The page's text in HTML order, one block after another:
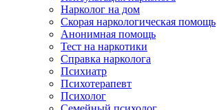
Нарколог на дом
Скорая наркологическая помощь
Анонимная помощь
Тест на наркотики
Справка нарколога
Психиатр
Психотерапевт
Психолог